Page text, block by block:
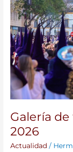
Galería
2026
Actualidad /
del
Martes
Santo
2026